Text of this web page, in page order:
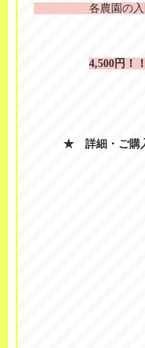
各農園の入園
4,500円！
★ 詳細・ご購